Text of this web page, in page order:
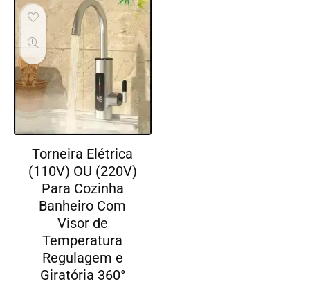
Torneira Elétrica
(110V) OU (220V)
Para Cozinha
Banheiro Com
Visor de
Temperatura
Regulagem e
Giratória 360°